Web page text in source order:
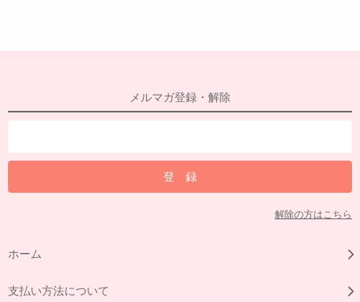
メルマガ登録・解除
解除の方はこちら
ホーム
支払い方法について